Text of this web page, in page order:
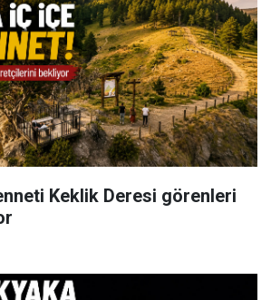
Keklik Deresi görenleri